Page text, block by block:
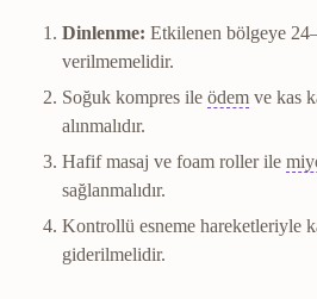
Dinlenme: Etkilenen bölgeye
verilmemelidir.
Soğuk kompres ile ödemÖdem
ve kas
alınmalıdır.
Hafif masaj ve foam roller ile
sağlanmalıdır.
Kontrollü esneme hareketleriyle
giderilmelidir.